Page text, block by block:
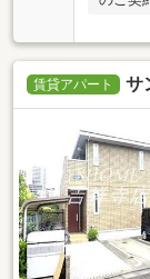
賃貸アパート サ